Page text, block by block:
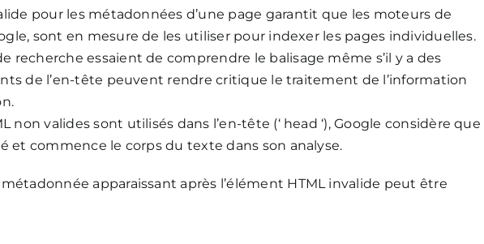
pour les métadonnées d’une page garantit que les moteurs de
sont en mesure de les utiliser pour indexer les pages individuelles.
recherche essaient de comprendre le balisage même s’il y a des
de l’en-tête peuvent rendre critique le traitement de l’information
non valides sont utilisés dans l’en-tête (‘ head ‘), Google considère que
et commence le corps du texte dans son analyse.
apparaissant après l’élément HTML invalide peut être